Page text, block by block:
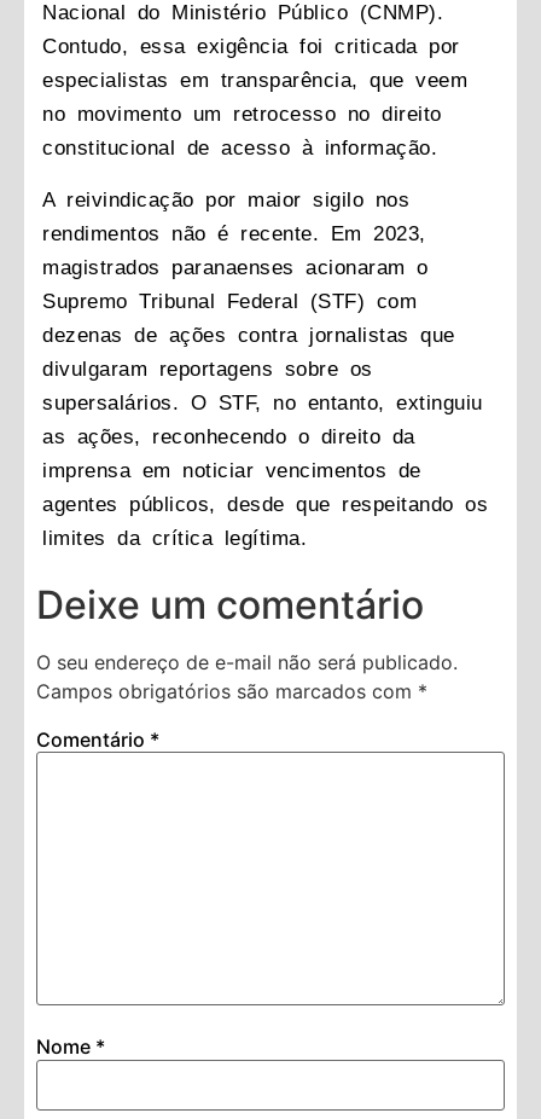
Nacional do Ministério Público (CNMP).
Contudo, essa exigência foi criticada por
especialistas em transparência, que veem
no movimento um retrocesso no direito
constitucional de acesso à informação.
A reivindicação por maior sigilo nos
rendimentos não é recente. Em 2023,
magistrados paranaenses acionaram o
Supremo Tribunal Federal (STF) com
dezenas de ações contra jornalistas que
divulgaram reportagens sobre os
supersalários. O STF, no entanto, extinguiu
as ações, reconhecendo o direito da
imprensa em noticiar vencimentos de
agentes públicos, desde que respeitando os
limites da crítica legítima.
Deixe um comentário
O seu endereço de e-mail não será publicado.
Campos obrigatórios são marcados com *
Comentário *
Nome *